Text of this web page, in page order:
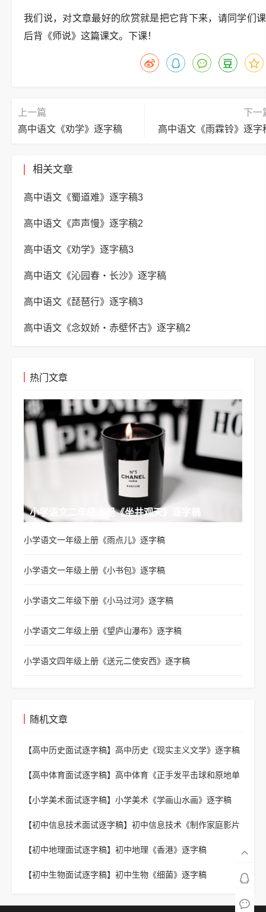
我们说，对文章最好的欣赏就是把它背下来，请同学们课
后背《师说》这篇课文。下课！
上一篇
高中语文《劝学》逐字稿
下一
高中语文《雨霖铃》逐字
相关文章
高中语文《蜀道难》逐字稿3
高中语文《声声慢》逐字稿2
高中语文《劝学》逐字稿3
高中语文《沁园春・长沙》逐字稿
高中语文《琵琶行》逐字稿3
高中语文《念奴娇・赤壁怀古》逐字稿2
热门文章
小学语文二年级上册《坐井观天》逐字稿
小学语文一年级上册《雨点儿》逐字稿
小学语文一年级上册《小书包》逐字稿
小学语文二年级下册《小马过河》逐字稿
小学语文二年级上册《望庐山瀑布》逐字稿
小学语文四年级上册《送元二使安西》逐字稿
随机文章
【高中历史面试逐字稿】 高中历史《现实主义文学》逐字稿
【高中体育面试逐字稿】 高中体育《正手发平击球和原地单
【小学美术面试逐字稿】 小学美术《学画山水画》逐字稿
【初中信息技术面试逐字稿】 初中信息技术《制作家庭影片
【初中地理面试逐字稿】 初中地理《香港》逐字稿
【初中生物面试逐字稿】 初中生物《细菌》逐字稿